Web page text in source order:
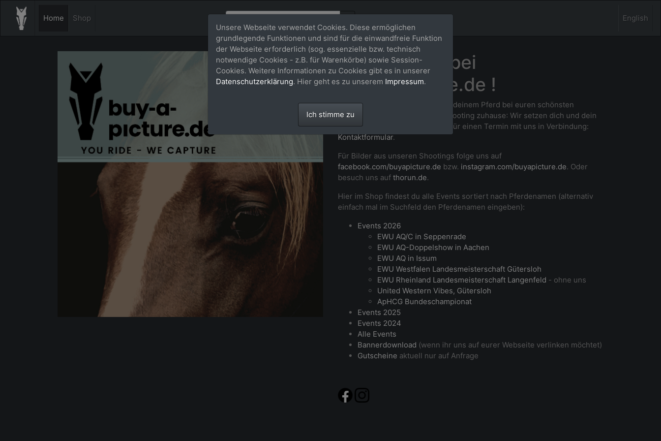
Home Shop English
Willkommen bei
buy-a-picture.de !
Professionelle Fotos von dir und deinem Pferd bei euren schönsten
Momenten auf Turnier und im Shooting zuhause: Wir setzen dich und dein
Pferd in Szene. Setz dich gerne für einen Termin mit uns in Verbindung:
Kontaktformular.
Für Bilder aus unseren Shootings folge uns auf
facebook.com/buyapicture.de bzw. instagram.com/buyapicture.de. Oder
besuch uns auf thorun.de.
Hier im Shop findest du alle Events sortiert nach Pferdenamen (alternativ
einfach mal im Suchfeld den Pferdenamen eingeben):
Events 2026
EWU AQ/C in Seppenrade
EWU AQ-Doppelshow in Aachen
EWU AQ in Issum
EWU Westfalen Landesmeisterschaft Gütersloh
EWU Rheinland Landesmeisterschaft Langenfeld - ohne uns
United Western Vibes, Gütersloh
ApHCG Bundeschampionat
Events 2025
Events 2024
Alle Events
Bannerdownload (wenn ihr uns auf eurer Webseite verlinken möchtet)
Gutscheine aktuell nur auf Anfrage
Unsere Webseite verwendet Cookies. Diese ermöglichen
grundlegende Funktionen und sind für die einwandfreie Funktion
der Webseite erforderlich (sog. essenzielle bzw. technisch
notwendige Cookies - z.B. für Warenkörbe) sowie Session-
Cookies. Weitere Informationen zu Cookies gibt es in unserer
Datenschutzerklärung. Hier geht es zu unserem Impressum.
Ich stimme zu